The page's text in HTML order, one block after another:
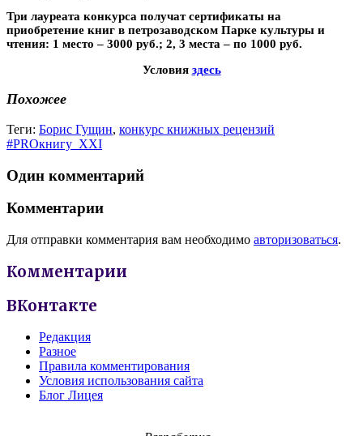
Три лауреата конкурса получат сертификаты на
приобретение книг в петрозаводском Парке культуры и
чтения: 1 место – 3000 руб.; 2, 3 места – по 1000 руб.
Условия здесь
Похожее
Теги: Борис Гущин, конкурс книжных рецензий
#PROкнигу_XXI
Один комментарий
Комментарии
Для отправки комментария вам необходимо авторизоваться.
Комментарии
ВКонтакте
Редакция
Разное
Правила комментирования
Условия использования сайта
Блог Лицея